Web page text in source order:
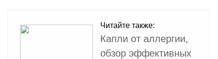
Читайте также:
Капли от аллергии,
обзор эффективных